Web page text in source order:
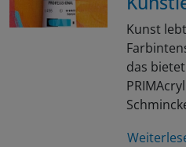
Kunst
das